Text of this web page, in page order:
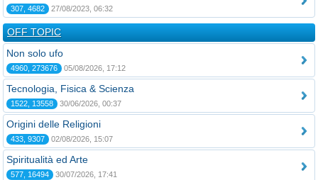
307, 4682 27/08/2023, 06:32
OFF TOPIC
Non solo ufo
4960, 273676 05/08/2026, 17:12
Tecnologia, Fisica & Scienza
1522, 13558 30/06/2026, 00:37
Origini delle Religioni
433, 9307 02/08/2026, 15:07
Spiritualità ed Arte
577, 16494 30/07/2026, 17:41